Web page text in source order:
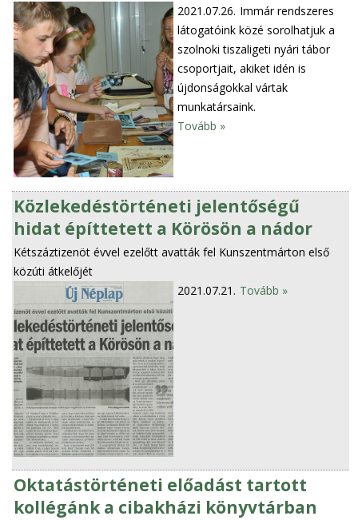
2021.07.26. Immár rendszeres
látogatóink közé sorolhatjuk a
szolnoki tiszaligeti nyári tábor
csoportjait, akiket idén is
újdonságokkal vártak
munkatársaink.
Tovább »
Közlekedéstörténeti jelentőségű
hidat építtetett a Körösön a nádor
Kétszáztizenöt évvel ezelőtt avatták fel Kunszentmárton első
közúti átkelőjét
2021.07.21. Tovább »
Oktatástörténeti előadást tartott
kollégánk a cibakházi könyvtárban